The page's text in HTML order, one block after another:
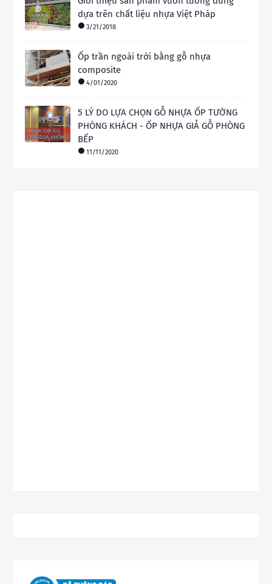
dựa trên chất liệu nhựa Việt Pháp
3/21/2018
Ốp trần ngoài trời bằng gỗ nhựa
composite
4/01/2020
5 LÝ DO LỰA CHỌN GỖ NHỰA ỐP TƯỜNG
PHÒNG KHÁCH - ỐP NHỰA GIẢ GỖ PHÒNG
BẾP
11/11/2020